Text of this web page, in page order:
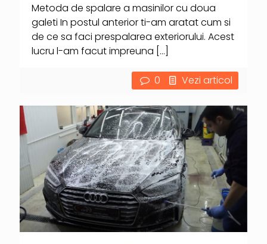
Metoda de spalare a masinilor cu doua
galeti In postul anterior ti-am aratat cum si
de ce sa faci prespalarea exteriorului. Acest
lucru l-am facut impreuna […]
0 Vezi articol